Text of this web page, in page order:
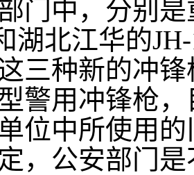
门中，分别
湖北江华的
三种新的冲
警用冲锋枪
位中所使用
，公安部门